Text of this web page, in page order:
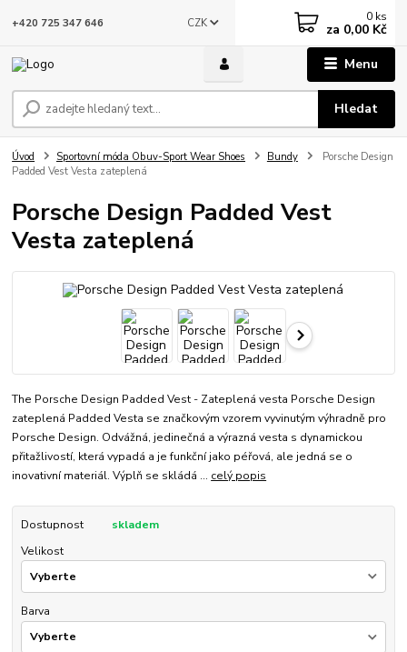
Menu
CZK
Hledat
+420 725 347 646 0 ks
za 0,00 Kč
Úvod Sportovní móda Obuv-Sport Wear Shoes Bundy
Porsche Design
Padded Vest Vesta zateplená
Porsche Design Padded Vest
Vesta zateplená
The Porsche Design Padded Vest - Zateplená vesta Porsche Design
zateplená Padded Vesta se značkovým vzorem vyvinutým výhradně pro
Porsche Design. Odvážná, jedinečná a výrazná vesta s dynamickou
přitažlivostí, která vypadá a je funkční jako péřová, ale jedná se o
inovativní materiál. Výplň se skládá ... celý popis
Dostupnost
skladem
Velikost
Barva